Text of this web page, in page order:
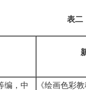
表二
编，中
《绘画色彩